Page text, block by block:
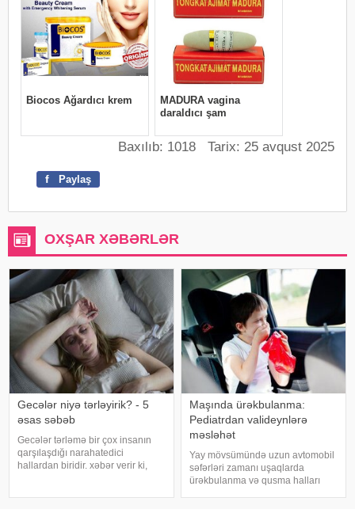
Baxılıb: 1018 Tarix: 25 avqust 2025
f Paylaş
OXŞAR XƏBƏRLƏR
Gecələr niyə tərləyirik? - 5
əsas səbəb
Gecələr tərləmə bir çox insanın
qarşılaşdığı narahatedici
hallardan biridir. xəbər verir ki,
Maşında ürəkbulanma:
Pediatrdan valideynlərə
məsləhət
Yay mövsümündə uzun avtomobil
səfərləri zamanı uşaqlarda
ürəkbulanma və qusma halları